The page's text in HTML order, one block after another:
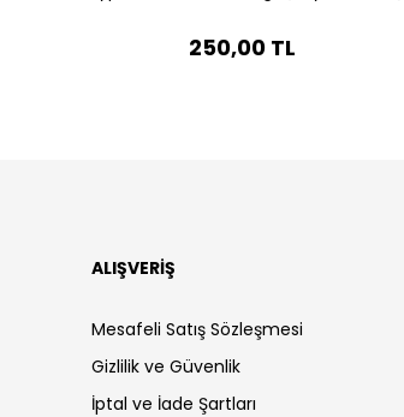
250,00 TL
ALIŞVERİŞ
Mesafeli Satış Sözleşmesi
Gizlilik ve Güvenlik
İptal ve İade Şartları